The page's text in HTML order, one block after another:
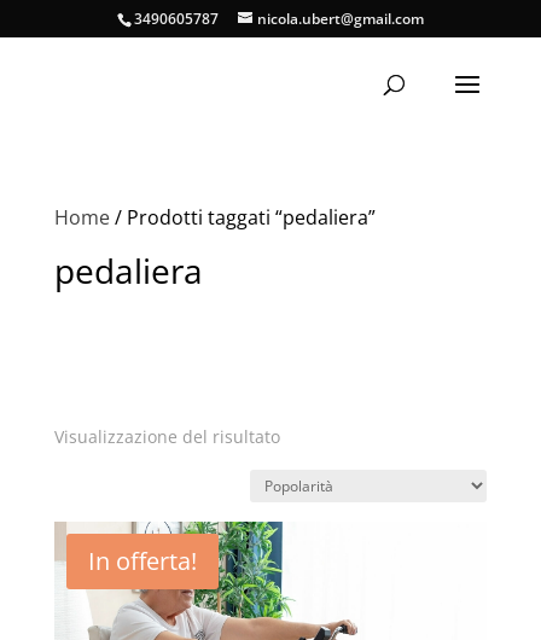
3490605787 nicola.ubert@gmail.com
Home/ Prodotti taggati “pedaliera”
pedaliera
Visualizzazione del risultato
In offerta!